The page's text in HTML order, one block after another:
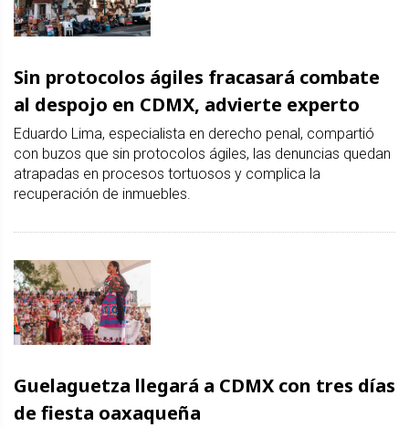
Sin protocolos ágiles fracasará combate
al despojo en CDMX, advierte experto
Eduardo Lima, especialista en derecho penal, compartió
con buzos que sin protocolos ágiles, las denuncias quedan
atrapadas en procesos tortuosos y complica la
recuperación de inmuebles.
Guelaguetza llegará a CDMX con tres días
de fiesta oaxaqueña